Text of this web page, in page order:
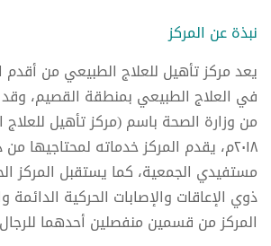
نبذة عن المركز
يعد مركز تأهيل للعلاج الطبيعي من أقدم
في العلاج الطبيعي بمنطقة القصيم،
من وزارة الصحة باسم (مركز تأهيل
٢٠١٨م، يقدم المركز خدماته لمحتاجيها
مستفيدي الجمعية، كما يستقبل المركز
ذوي الإعاقات والإصابات الحركية الدائمة
المركز من قسمين منفصلين أحدهما للرجال